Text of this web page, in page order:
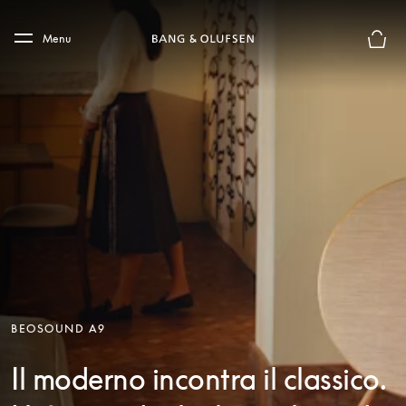
Skip to main footer
Menu
BEOSOUND A9
Il moderno incontra il classico.